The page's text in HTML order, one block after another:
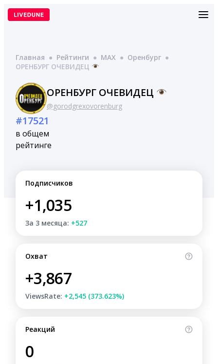
Перейти
Главная ● Рейтинги ● MAX ● Оренбург ●
ОРЕНБУРГ ОЧЕВИДЕЦ
ОРЕНБУРГ ОЧЕВИДЕЦ
@gorodgrexovorenburg
#17521
в общем
рейтинге
Подписчиков
+1,035
За 3 месяца: +527
Охват
+3,867
ViewsRate: +2,545 (373.623%)
Реакций
0